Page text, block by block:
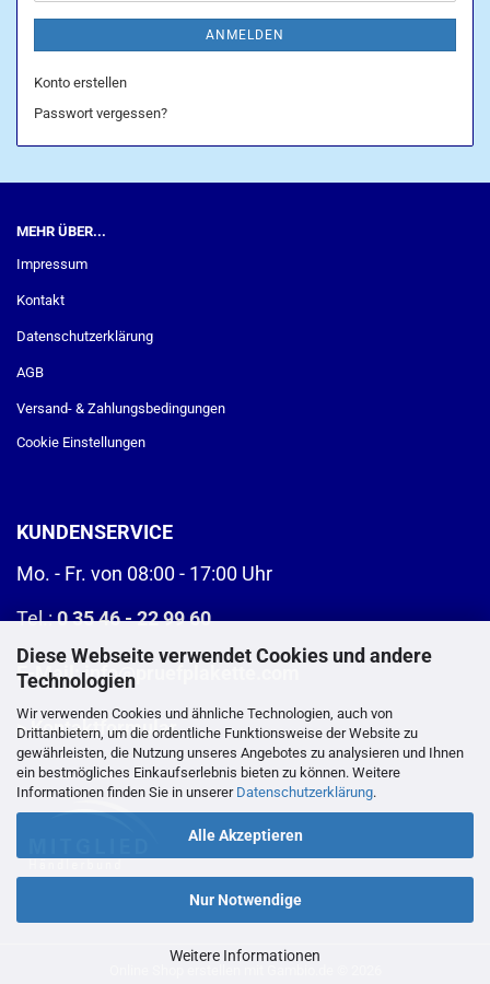
Diese Webseite verwendet Cookies und andere
Technologien
Wir verwenden Cookies und ähnliche Technologien, auch von
Drittanbietern, um die ordentliche Funktionsweise der Website zu
gewährleisten, die Nutzung unseres Angebotes zu analysieren und Ihnen
ein bestmögliches Einkaufserlebnis bieten zu können. Weitere
Informationen finden Sie in unserer Datenschutzerklärung.
Alle Akzeptieren
Nur Notwendige
Weitere Informationen
ANMELDEN
Konto erstellen
Passwort vergessen?
MEHR ÜBER...
Impressum
Kontakt
Datenschutzerklärung
AGB
Versand- & Zahlungsbedingungen
Cookie Einstellungen
KUNDENSERVICE
Mo. - Fr. von 08:00 - 17:00 Uhr
Tel.:0 35 46 - 22 99 60
E-Mail:info@pruefplakette.com
>Kontaktformular